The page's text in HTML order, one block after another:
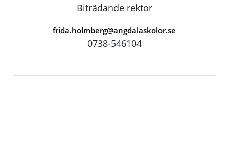
Biträdande rektor
frida.holmberg@angdalaskolor.se
0738-546104